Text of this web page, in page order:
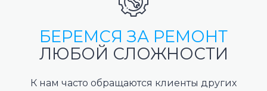
БЕРЕМСЯ ЗА РЕМОНТ
ЛЮБОЙ СЛОЖНОСТИ
К нам часто обращаются клиенты других